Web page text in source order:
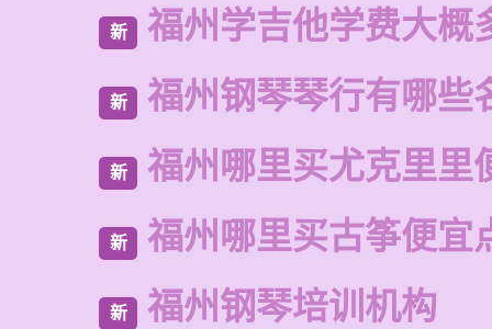
新 福州学吉他学费大概
新 福州钢琴琴行有哪些
新 福州哪里买尤克里里
新 福州哪里买古筝便宜
新 福州钢琴培训机构